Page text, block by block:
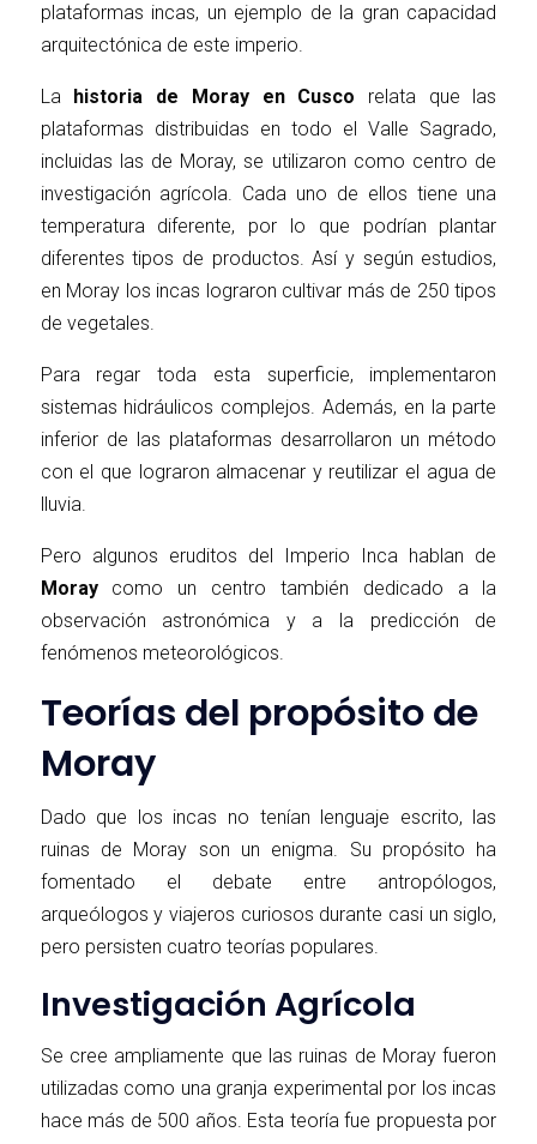
plataformas incas, un ejemplo de la gran capacidad
arquitectónica de este imperio.
La historia de Moray en Cusco relata que las
plataformas distribuidas en todo el Valle Sagrado,
incluidas las de Moray, se utilizaron como centro de
investigación agrícola. Cada uno de ellos tiene una
temperatura diferente, por lo que podrían plantar
diferentes tipos de productos. Así y según estudios,
en Moray los incas lograron cultivar más de 250 tipos
de vegetales.
Para regar toda esta superficie, implementaron
sistemas hidráulicos complejos. Además, en la parte
inferior de las plataformas desarrollaron un método
con el que lograron almacenar y reutilizar el agua de
lluvia.
Pero algunos eruditos del Imperio Inca hablan de
Moraycomo un centro también dedicado a la
observación astronómica y a la predicción de
fenómenos meteorológicos.
Teorías del propósito de
Moray
Dado que los incas no tenían lenguaje escrito, las
ruinas de Moray son un enigma. Su propósito ha
fomentado el debate entre antropólogos,
arqueólogos y viajeros curiosos durante casi un siglo,
pero persisten cuatro teorías populares.
Investigación Agrícola
Se cree ampliamente que las ruinas de Moray fueron
utilizadas como una granja experimental por los incas
hace más de 500 años. Esta teoría fue propuesta por